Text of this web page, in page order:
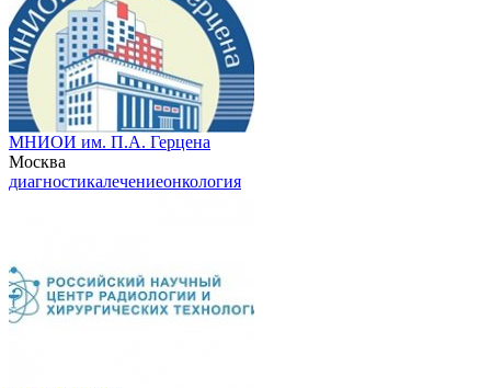
МНИОИ им. П.А. Герцена
Москва
диагностикалечениеонкология